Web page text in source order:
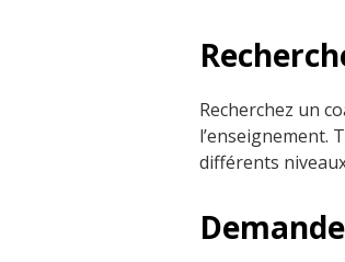
Recherchez un
l’enseignement.
différents